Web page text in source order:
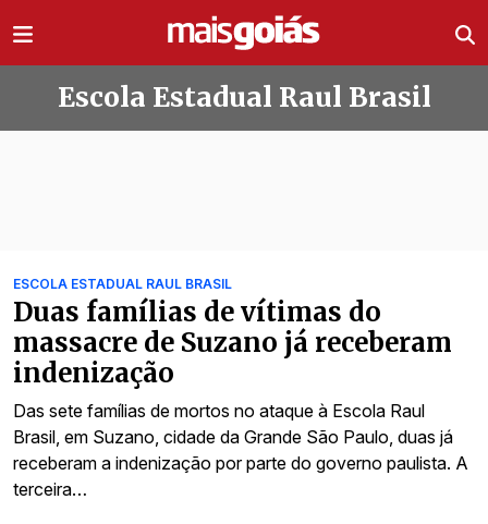
Escola Estadual Raul Brasil
Todas as notícias de Escola
ESCOLA ESTADUAL RAUL BRASIL
Duas famílias de vítimas do
massacre de Suzano já receberam
indenização
Das sete famílias de mortos no ataque à Escola Raul
Brasil, em Suzano, cidade da Grande São Paulo, duas já
receberam a indenização por parte do governo paulista. A
terceira…